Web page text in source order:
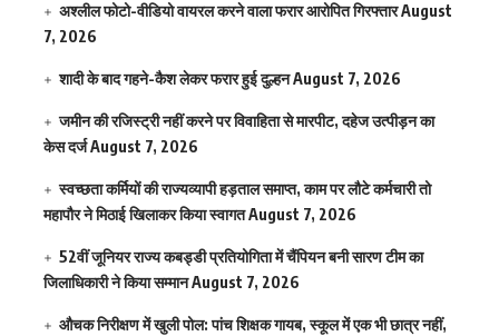
अश्लील फोटो-वीडियो वायरल करने वाला फरार आरोपित गिरफ्तारAugust
7, 2026
शादी के बाद गहने-कैश लेकर फरार हुई दुल्हनAugust 7, 2026
जमीन की रजिस्ट्री नहीं करने पर विवाहिता से मारपीट, दहेज उत्पीड़न का
केस दर्जAugust 7, 2026
स्वच्छता कर्मियों की राज्यव्यापी हड़ताल समाप्त, काम पर लौटे कर्मचारी तो
महापौर ने मिठाई खिलाकर किया स्वागतAugust 7, 2026
52वीं जूनियर राज्य कबड्डी प्रतियोगिता में चैंपियन बनी सारण टीम का
जिलाधिकारी ने किया सम्मानAugust 7, 2026
औचक निरीक्षण में खुली पोल: पांच शिक्षक गायब, स्कूल में एक भी छात्र नहीं,